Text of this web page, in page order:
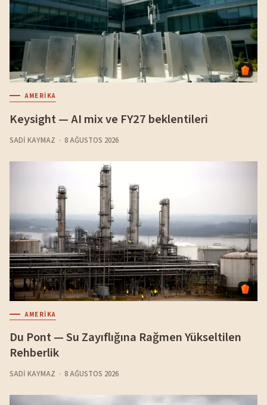
AMERIKA
Keysight — AI mix ve FY27 beklentileri
SADI KAYMAZ 8 AĞUSTOS 2026
AMERIKA
Du Pont — Su Zayıflığına Rağmen Yükseltilen
Rehberlik
SADI KAYMAZ 8 AĞUSTOS 2026